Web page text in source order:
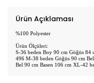
Ürün Açıklaması
%100 Polyester
Ürün Ölçüleri:
S-36 beden Boy 90 cm Göğüs
496 M-38 beden Göğüs 90 cm
Bel 90 cm Basen 106 cm XL-42